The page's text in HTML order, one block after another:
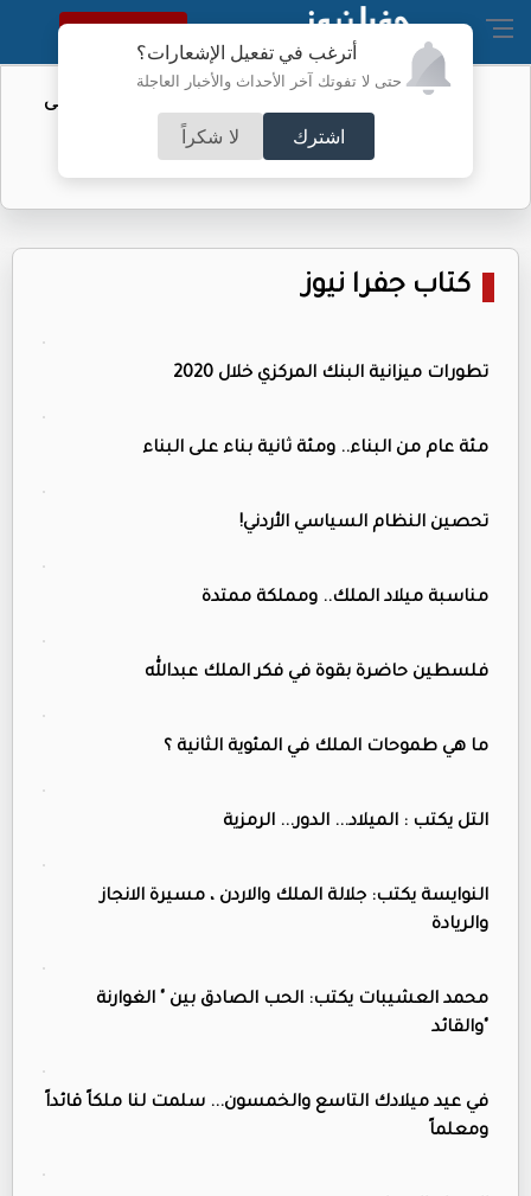
أترغب في تفعيل الإشعارات؟
حتى لا تفوتك آخر الأحداث والأخبار العاجلة
اشترك لا شكراً
النسخة الكاملة
تأجيل مؤتمر تقديم "الزاكي" مدربًا للنشامى
كتاب جفرا نيوز
تطورات ميزانية البنك المركزي خلال 2020
مئة عام من البناء.. ومئة ثانية بناء على البناء
تحصين النظام السياسي الأردني!
مناسبة ميلاد الملك.. ومملكة ممتدة
فلسطين حاضرة بقوة في فكر الملك عبدالله
ما هي طموحات الملك في المئوية الثانية ؟
التل يكتب : الميلاد... الدور... الرمزية
النوايسة يكتب: جلالة الملك والاردن ، مسيرة الانجاز
والريادة
محمد العشيبات يكتب: الحب الصادق بين " الغوارنة
"والقائد
في عيد ميلادك التاسع والخمسون... سلمت لنا ملكاً قائداً
ومعلماً